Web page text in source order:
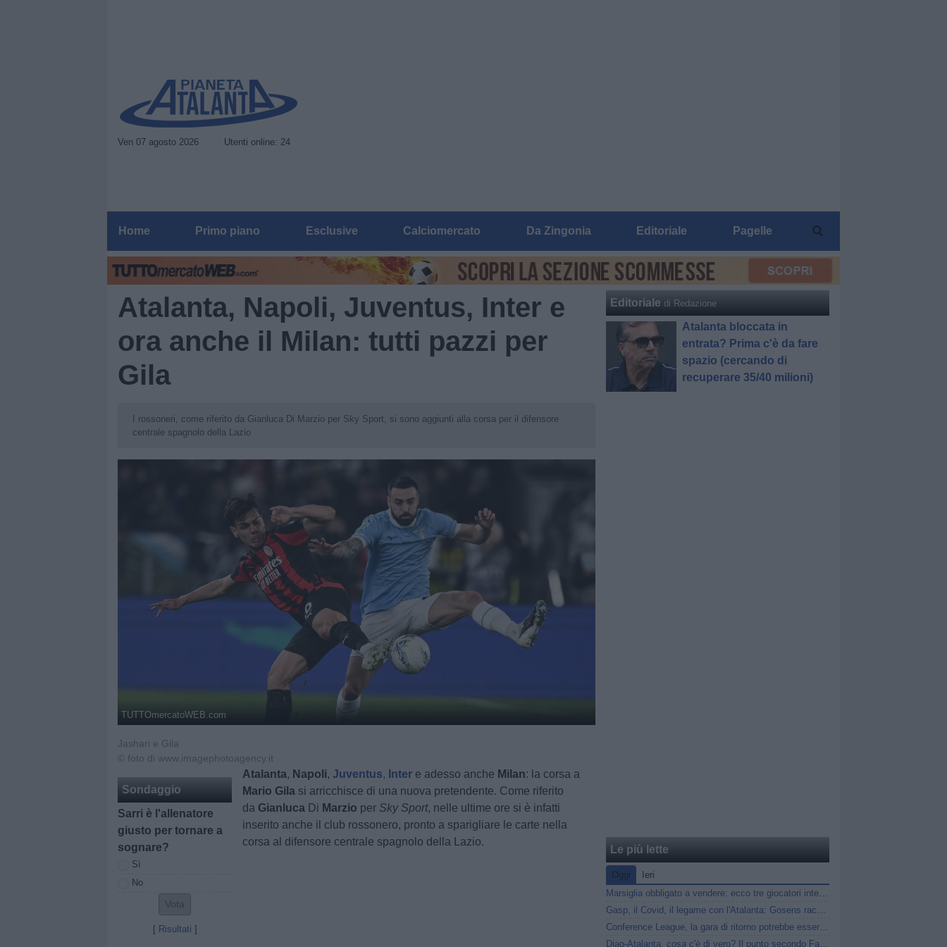
Ven 07 agosto 2026 Utenti online: 24
Home Primo piano Esclusive Calciomercato Da Zingonia Editoriale Pagelle
Atalanta, Napoli, Juventus, Inter e
ora anche il Milan: tutti pazzi per
Gila
I rossoneri, come riferito da Gianluca Di Marzio per Sky Sport, si sono aggiunti alla corsa per il difensore
centrale spagnolo della Lazio
TUTTOmercatoWEB.com
Jashari e Gila
© foto di www.imagephotoagency.it
Sondaggio
Sarri è l'allenatore
giusto per tornare a
sognare?
Sì
No
[ Risultati ]
Atalanta, Napoli,Juventus, Inter e adesso anche Milan: la corsa a
Mario Gila si arricchisce di una nuova pretendente. Come riferito
da Gianluca Di Marzio per Sky Sport, nelle ultime ore si è infatti
inserito anche il club rossonero, pronto a sparigliare le carte nella
corsa al difensore centrale spagnolo della Lazio.
Editoriale di Redazione
Atalanta bloccata in
entrata? Prima c'è da fare
spazio (cercando di
recuperare 35/40 milioni)
Le più lette
Oggi
Ieri
Marsiglia obbligato a vendere: ecco tre giocatori interessanti per l’Atalanta
Gasp, il Covid, il legame con l'Atalanta: Gosens racconta gli anni a Bergamo
Conference League, la gara di ritorno potrebbe essere anticipata: i dettagli
Diao-Atalanta, cosa c'è di vero? Il punto secondo Fabrizio Romano